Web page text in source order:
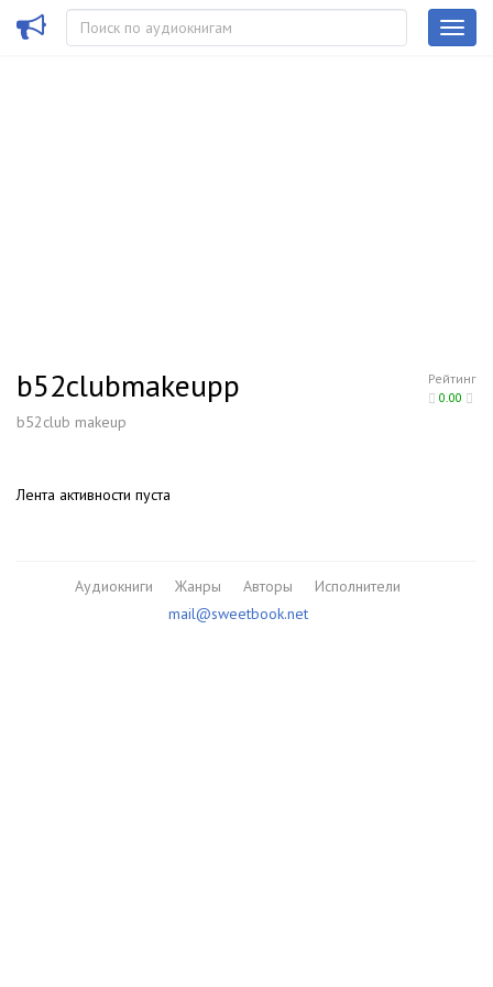
Рейтинг
0.00
b52clubmakeupp
b52club makeup
Лента активности пуста
Аудиокниги Жанры Авторы
Исполнители
mail@sweetbook.net